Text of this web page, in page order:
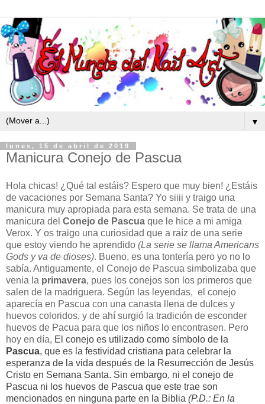
▼
lunes, 15 de abril de 2019
Manicura Conejo de Pascua
Hola chicas! ¿Qué tal estáis? Espero que muy bien! ¿Estáis
de vacaciones por Semana Santa? Yo siiii y traigo una
manicura muy apropiada para esta semana. Se trata de una
manicura del Conejo de Pascua que le hice a mi amiga
Verox. Y os traigo una curiosidad que a raíz de una serie
que estoy viendo he aprendido (La serie se llama Americans
Gods y va de dioses). Bueno, es una tontería pero yo no lo
sabía. Antiguamente, el Conejo de Pascua simbolizaba que
venia la primavera, pues los conejos son los primeros que
salen de la madriguera. Según las leyendas, el conejo
aparecía en Pascua con una canasta llena de dulces y
huevos coloridos, y de ahí surgió la tradición de esconder
huevos de Pacua para que los niños lo encontrasen. Pero
hoy en día, El conejo es utilizado como símbolo de la
Pascua, que es la festividad cristiana para celebrar la
esperanza de la vida después de la Resurrección de Jesús
Cristo en Semana Santa. Sin embargo, ni el conejo de
Pascua ni los huevos de Pascua que este trae son
mencionados en ninguna parte en la Biblia (P.D.: En la